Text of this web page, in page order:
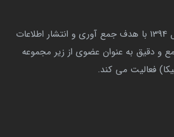
مرجع حقوقی ایران از سال 1394 با هدف جمع آوری و انتشار اطلاعات
و دقیق به عنوان عضوی از زیر مجموعه
فعالیت می کند.